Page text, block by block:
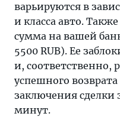
варьируются в
и класса авто.
сумма на вашей
5500 RUB). Ее
и, соответственно,
успешного
заключения сделки
минут.